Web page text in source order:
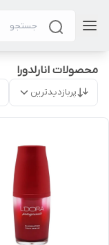
محصولات انارلدورا
پربازدیدترین